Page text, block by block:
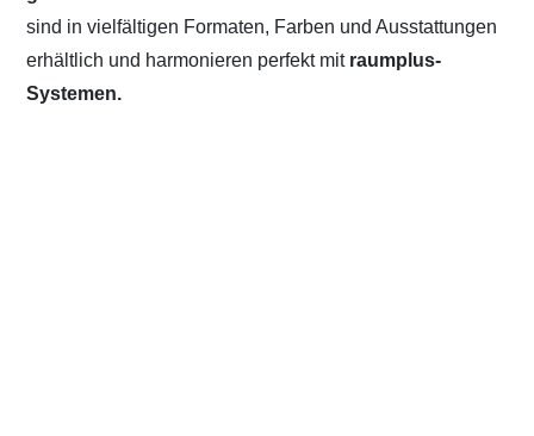
sind in vielfältigen Formaten, Farben und Ausstattungen
erhältlich und harmonieren perfekt mit raumplus-
Systemen.